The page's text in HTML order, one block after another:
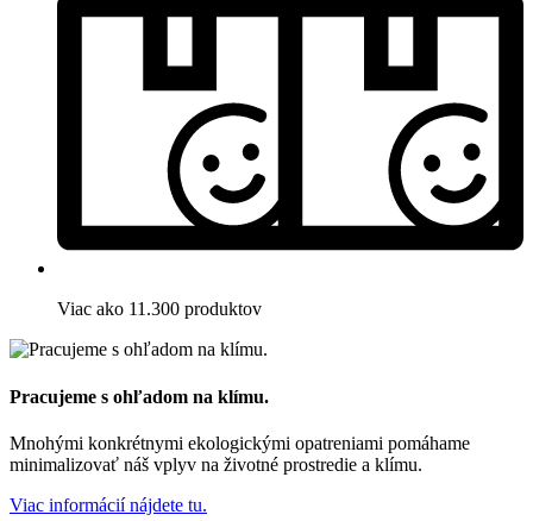
Viac ako 11.300 produktov
Pracujeme s ohľadom na klímu.
Mnohými konkrétnymi ekologickými opatreniami pomáhame
minimalizovať náš vplyv na životné prostredie a klímu.
Viac informácií nájdete tu.